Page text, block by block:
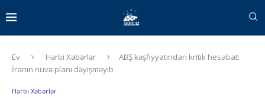
Ev Hərbi Xəbərlər
ABŞ kəşfiyyatından kritik hesabat:
İranın nüvə planı dəyişməyib
Hərbi Xəbərlər